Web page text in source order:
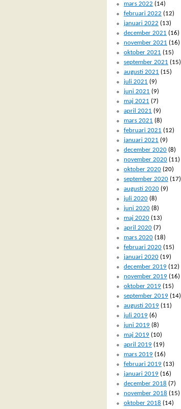
mars 2022 (14)
februari 2022 (12)
januari 2022 (13)
december 2021 (16)
november 2021 (16)
oktober 2021 (15)
september 2021 (15)
augusti 2021 (15)
juli 2021 (9)
juni 2021 (9)
maj 2021 (7)
april 2021 (9)
mars 2021 (8)
februari 2021 (12)
januari 2021 (9)
december 2020 (8)
november 2020 (11)
oktober 2020 (20)
september 2020 (17)
augusti 2020 (9)
juli 2020 (8)
juni 2020 (8)
maj 2020 (13)
april 2020 (7)
mars 2020 (18)
februari 2020 (15)
januari 2020 (19)
december 2019 (12)
november 2019 (16)
oktober 2019 (15)
september 2019 (14)
augusti 2019 (11)
juli 2019 (6)
juni 2019 (8)
maj 2019 (10)
april 2019 (19)
mars 2019 (16)
februari 2019 (13)
januari 2019 (16)
december 2018 (7)
november 2018 (15)
oktober 2018 (14)